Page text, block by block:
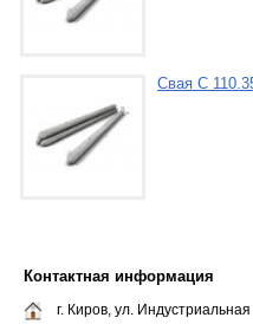
Свая С
Контактная информация
г. Киров, ул.